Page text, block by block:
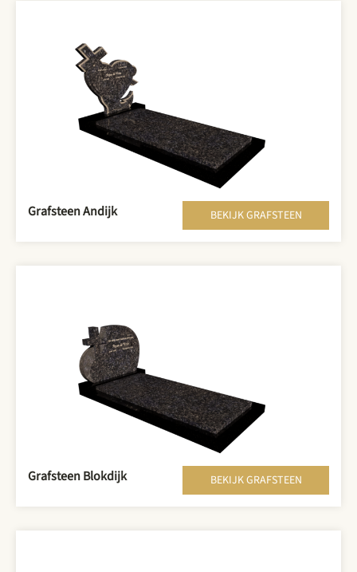
Grafsteen Andijk BEKIJK GRAFSTEEN
Grafsteen Blokdijk BEKIJK GRAFSTEEN